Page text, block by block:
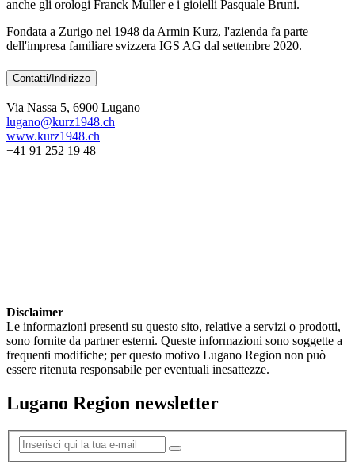
anche gli orologi Franck Muller e i gioielli Pasquale Bruni.
Fondata a Zurigo nel 1948 da Armin Kurz, l'azienda fa parte
dell'impresa familiare svizzera IGS AG dal settembre 2020.
Contatti/Indirizzo
Via Nassa 5, 6900 Lugano
lugano@kurz1948.ch
www.kurz1948.ch
+41 91 252 19 48
Disclaimer
Le informazioni presenti su questo sito, relative a servizi o prodotti,
sono fornite da partner esterni. Queste informazioni sono soggette a
frequenti modifiche; per questo motivo Lugano Region non può
essere ritenuta responsabile per eventuali inesattezze.
Lugano Region newsletter